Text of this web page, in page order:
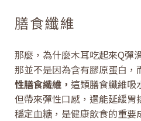
膳食纖維
那麼，為什麼木耳吃起來Q彈
那並不是因為含有膠原蛋白，
性膳食纖維， 這類膳食纖維吸
但帶來彈性口感，還能延緩胃
穩定血糖，是健康飲食的重要